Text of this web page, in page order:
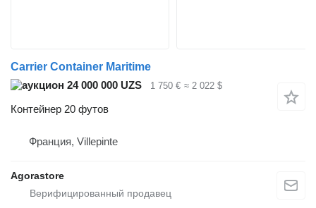
Carrier Container Maritime
24 000 000 UZS
1 750 € ≈ 2 022 $
Контейнер 20 футов
Франция, Villepinte
Agorastore